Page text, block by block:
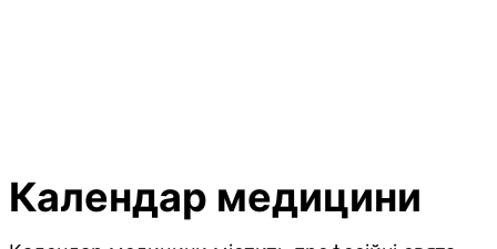
Календар медицини